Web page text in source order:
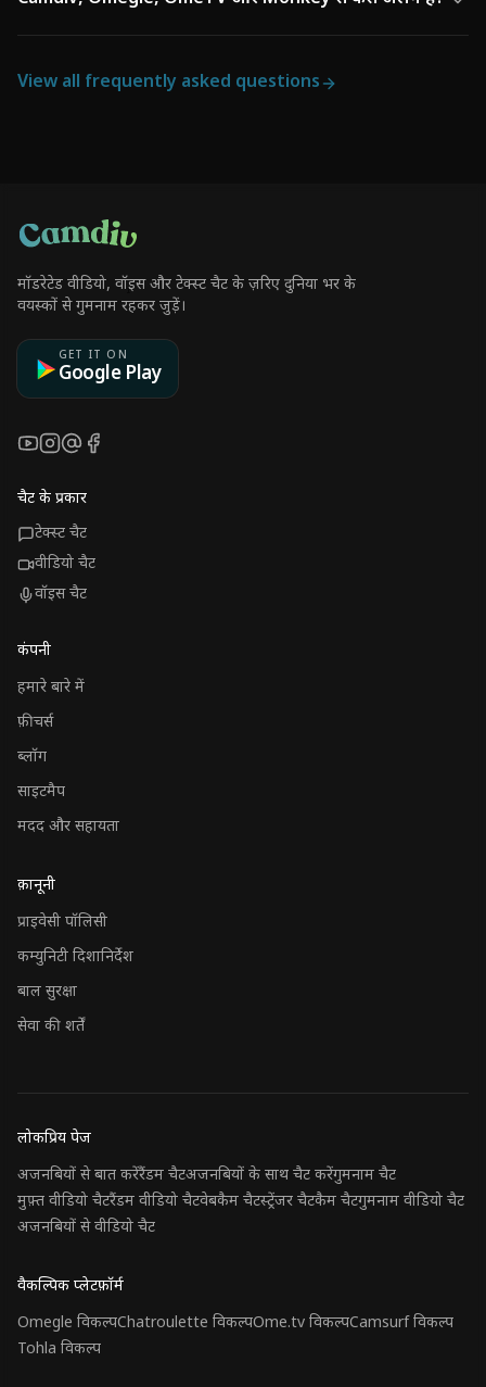
View all frequently asked questions
मॉडरेटेड वीडियो, वॉइस और टेक्स्ट चैट के ज़रिए दुनिया भर के
वयस्कों से गुमनाम रहकर जुड़ें।
GET IT ON
Google Play
चैट के प्रकार
टेक्स्ट चैट
वीडियो चैट
वॉइस चैट
कंपनी
हमारे बारे में
फ़ीचर्स
ब्लॉग
साइटमैप
मदद और सहायता
क़ानूनी
प्राइवेसी पॉलिसी
कम्युनिटी दिशानिर्देश
बाल सुरक्षा
सेवा की शर्तें
लोकप्रिय पेज
अजनबियों से बात करेंरैंडम चैटअजनबियों के साथ चैट करेंगुमनाम चैट
मुफ़्त वीडियो चैटरैंडम वीडियो चैटवेबकैम चैटस्ट्रेंजर चैटकैम चैटगुमनाम वीडियो चैट
अजनबियों से वीडियो चैट
वैकल्पिक प्लेटफ़ॉर्म
Omegle विकल्पChatroulette विकल्पOme.tv विकल्पCamsurf विकल्प
Tohla विकल्प